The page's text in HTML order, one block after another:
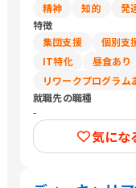
精神
知的 発
特徴
集団支援
個別支
IT特化
昼食あり
リワークプログラム
就職先の職種
-
気にな